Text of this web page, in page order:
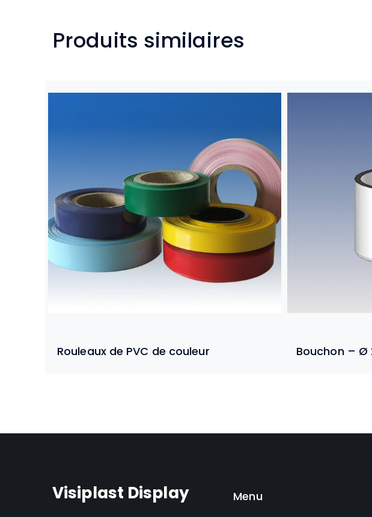
Produits similaires
Rouleaux de PVC de couleur Bouchon – Ø
Visiplast Display Menu